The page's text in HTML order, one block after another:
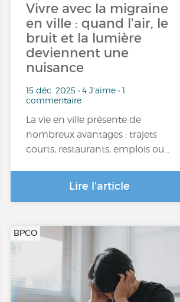
Vivre avec la migraine
en ville : quand l'air, le
bruit et la lumière
deviennent une
nuisance
15 déc. 2025 • 4 J'aime • 1
commentaire
La vie en ville présente de
nombreux avantages : trajets
courts, restaurants, emplois ou…
Lire l'article
BPCO